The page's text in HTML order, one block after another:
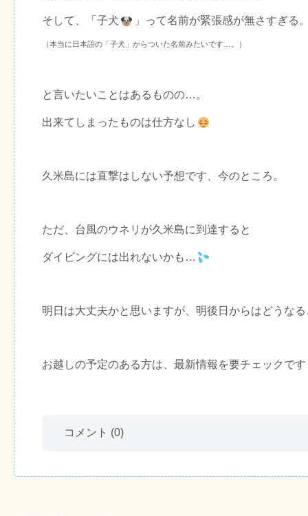
そして、「子犬 」って名前が緊張感が無さすぎる
（本当に日本語の「子犬」からついた名前みたいです…。）
と言いたいことはあるものの…。
出来てしまったものは仕方なし
久米島には直撃はしない予想です、今のところ。
ただ、台風のウネリが久米島に到達すると
ダイビングには出れないかも…
明日は大丈夫かと思いますが、明後日からはどうな
お越しの予定のある方は、最新情報を要チェックです
コメント (0)